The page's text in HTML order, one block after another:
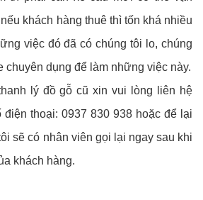
khách hàng thuê thì tốn khá nhiều
việc đó đã có chúng tôi lo, chúng
chuyên dụng để làm những việc này.
lý đồ gỗ cũ xin vui lòng liên hệ
thoại: 0937 830 938 hoặc để lại
sẽ có nhân viên gọi lại ngay sau khi
khách hàng.